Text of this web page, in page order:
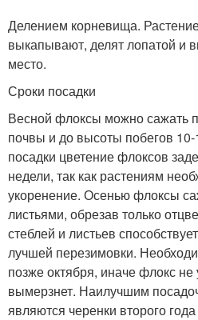
Делением корневища.
выкапывают, делят лопатой и
место.
Сроки посадки
Весной флоксы можно сажать
почвы и до высоты побегов
посадки цветение флоксов
недели, так как растениям
укоренение. Осенью флоксы
листьями, обрезав только
стеблей и листьев
лучшей перезимовки.
позже октября, иначе флокс не
вымерзнет. Наилучшим
являются черенки второго